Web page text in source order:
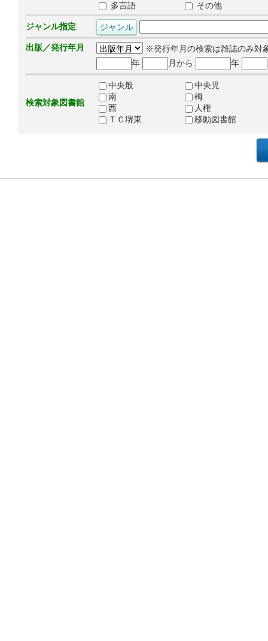
多言語
その他
ジャンル指定
出版／発行年月
※発行年月の検索は雑誌のみ対
年
月から 年
検索対象図書館
中央般
中央児
南
栂
西
人権
ＴＣ堺東
移動図書館